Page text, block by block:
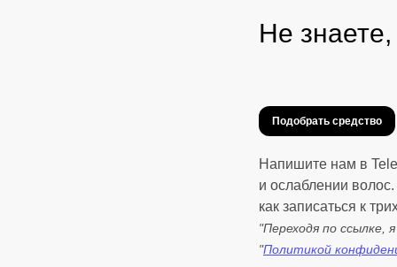
Не
Подобрать средство
Напишите нам в
и ослаблении
как записаться к
"Переходя по ссылке,
"Политикой